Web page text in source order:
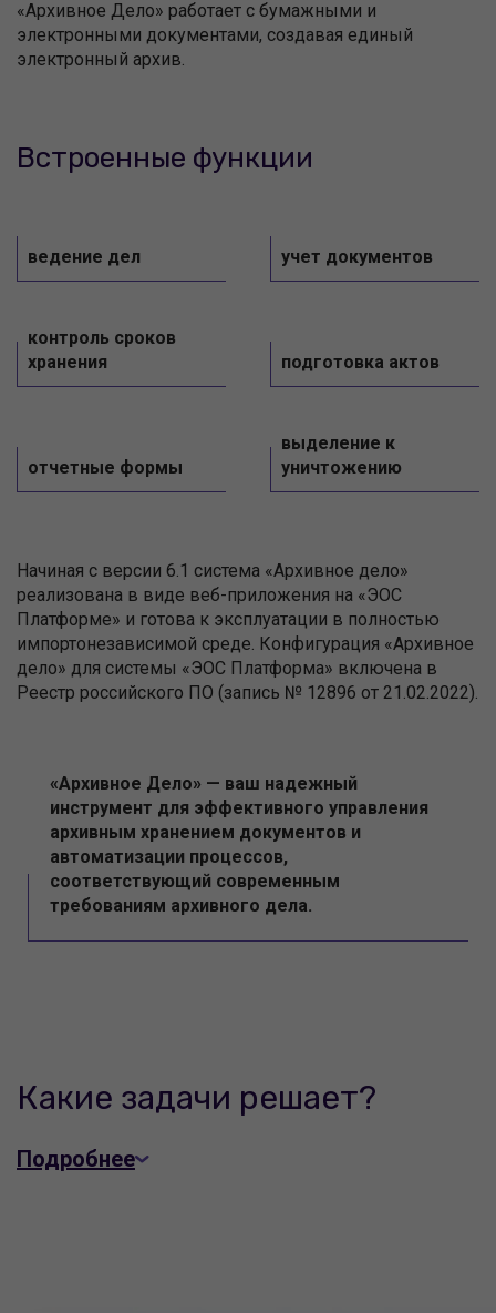
«Архивное Дело» работает с бумажными и
электронными документами, создавая единый
электронный архив.
Встроенные функции
ведение дел учет документов
контроль сроков
хранения
подготовка актов
отчетные формы
выделение к
уничтожению
Начиная с версии 6.1 система «Архивное дело»
реализована в виде веб-приложения на «ЭОС
Платформе» и готова к эксплуатации в полностью
импортонезависимой среде. Конфигурация «Архивное
дело» для системы «ЭОС Платформа» включена в
Реестр российского ПО (запись № 12896 от 21.02.2022).
«Архивное Дело» — ваш надежный
инструмент для эффективного управления
архивным хранением документов и
автоматизации процессов,
соответствующий современным
требованиям архивного дела.
Какие задачи решает?
Подробнее